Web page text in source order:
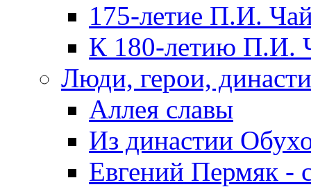
175-летие П.И.
К 180-летию П.И.
Люди, герои,
Аллея славы
Из династии
Евгений Пермяк -